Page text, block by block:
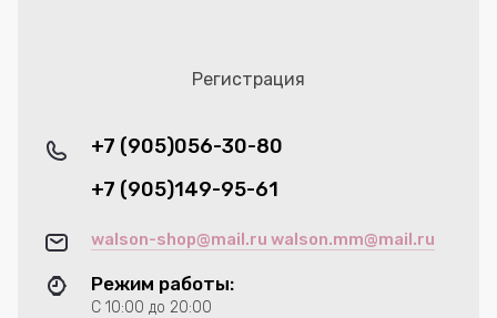
Регистрация
+7 (905)056-30-80
+7 (905)149-95-61
walson-shop@mail.ru walson.mm@mail.ru
Режим работы:
С 10:00 до 20:00